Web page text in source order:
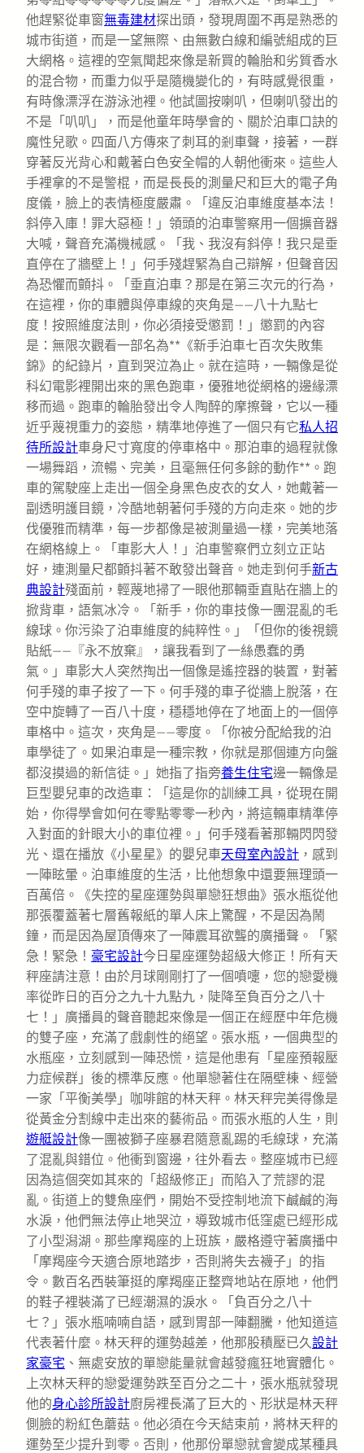
他趕緊從車窗無毒建材探出頭，發現周圍不再是熟悉的
城市街道，而是一望無際、由無數白線和編號組成的巨
大網格。這裡的空氣聞起來像是新買的輪胎和劣質香水
的混合物，而重力似乎是隨機變化的，有時感覺很重，
有時像漂浮在游泳池裡。他試圖按喇叭，但喇叭發出的
不是「叭叭」，而是他童年時學會的、關於泊車口訣的
魔性兒歌。四面八方傳來了刺耳的剎車聲，接著，一群
穿著反光背心和戴著白色安全帽的人朝他衝來。這些人
手裡拿的不是警棍，而是長長的測量尺和巨大的電子角
度儀，臉上的表情極度嚴肅。「違反泊車維度基本法！
斜停入庫！罪大惡極！」領頭的泊車警察用一個擴音器
大喊，聲音充滿機械感。「我、我沒有斜停！我只是垂
直停在了牆壁上！」何手殘趕緊為自己辯解，但聲音因
為恐懼而顫抖。「垂直泊車？那是在第三次元的行為，
在這裡，你的車體與停車線的夾角是——八十九點七
度！按照維度法則，你必須接受懲罰！」懲罰的內容
是：無限次觀看一部名為**《新手泊車七百次失敗集
錦》的紀錄片，直到哭泣為止。就在這時，一輛像是從
科幻電影裡開出來的黑色跑車，優雅地從網格的邊緣漂
移而過。跑車的輪胎發出令人陶醉的摩擦聲，它以一種
近乎蔑視重力的姿態，精準地停進了一個只有它私人招
待所設計車身尺寸寬度的停車格中。那泊車的過程就像
一場舞蹈，流暢、完美，且毫無任何多餘的動作**。跑
車的駕駛座上走出一個全身黑色皮衣的女人，她戴著一
副透明護目鏡，冷酷地朝著何手殘的方向走來。她的步
伐優雅而精準，每一步都像是被測量過一樣，完美地落
在網格線上。「車影大人！」泊車警察們立刻立正站
好，連測量尺都顫抖著不敢發出聲音。她走到何手新古
典設計殘面前，輕蔑地掃了一眼他那輛垂直貼在牆上的
掀背車，語氣冰冷。「新手，你的車技像一團混亂的毛
線球。你污染了泊車維度的純粹性。」「但你的後視鏡
貼紙——『永不放棄』，讓我看到了一絲愚蠢的勇
氣。」車影大人突然掏出一個像是遙控器的裝置，對著
何手殘的車子按了一下。何手殘的車子從牆上脫落，在
空中旋轉了一百八十度，穩穩地停在了地面上的一個停
車格中。這次，夾角是——零度。「你被分配給我的泊
車學徒了。如果泊車是一種宗教，你就是那個連方向盤
都沒摸過的新信徒。」她指了指旁養生住宅邊一輛像是
巨型嬰兒車的改造車：「這是你的訓練工具，從現在開
始，你得學會如何在零點零零一秒內，將這輛車精準停
入對面的針眼大小的車位裡。」何手殘看著那輛閃閃發
光、還在播放《小星星》的嬰兒車天母室內設計 ，感到
一陣眩暈。泊車維度的生活，比他想象中還要無理頭一
百萬倍。《失控的星座運勢與單戀狂想曲》張水瓶從他
那張覆蓋著七層舊報紙的單人床上驚醒，不是因為鬧
鐘，而是因為屋頂傳來了一陣震耳欲聾的廣播聲。「緊
急！緊急！ 豪宅設計今日星座運勢超級大修正！所有天
秤座請注意！由於月球剛剛打了一個噴嚏，您的戀愛機
率從昨日的百分之九十九點九，陡降至負百分之八十
七！」廣播員的聲音聽起來像是一個正在經歷中年危機
的雙子座，充滿了戲劇性的絕望。張水瓶，一個典型的
水瓶座，立刻感到一陣恐慌，這是他患有「星座預報壓
力症候群」後的標準反應。他單戀著住在隔壁棟、經營
一家「平衡美學」咖啡館的林天秤。林天秤完美得像是
從黃金分割線中走出來的藝術品。而張水瓶的人生，則
遊艇設計像一團被獅子座暴君隨意亂踢的毛線球，充滿
了混亂與錯位。他衝到窗邊，往外看去。整座城市已經
因為這個突如其來的「超級修正」而陷入了荒謬的混
亂。街道上的雙魚座們，開始不受控制地流下鹹鹹的海
水淚，他們無法停止地哭泣，導致城市低窪處已經形成
了小型潟湖。那些摩羯座的上班族，嚴格遵守著廣播中
「摩羯座今天適合原地踏步，否則將失去襪子」的指
令。數百名西裝筆挺的摩羯座正整齊地站在原地，他們
的鞋子裡裝滿了已經潮濕的淚水。「負百分之八十
七？」張水瓶喃喃自語，感到胃部一陣翻騰，他知道這
代表著什麼。林天秤的運勢越差，他那股積壓已久設計
家豪宅 、無處安放的單戀能量就會越發瘋狂地實體化。
上次林天秤的戀愛運勢跌至百分之二十，張水瓶就發現
他的身心診所設計廚房裡長滿了巨大的、形狀是林天秤
側臉的粉紅色蘑菇。他必須在今天結束前，將林天秤的
運勢至少提升到零。否則，他那份單戀就會變成某種具